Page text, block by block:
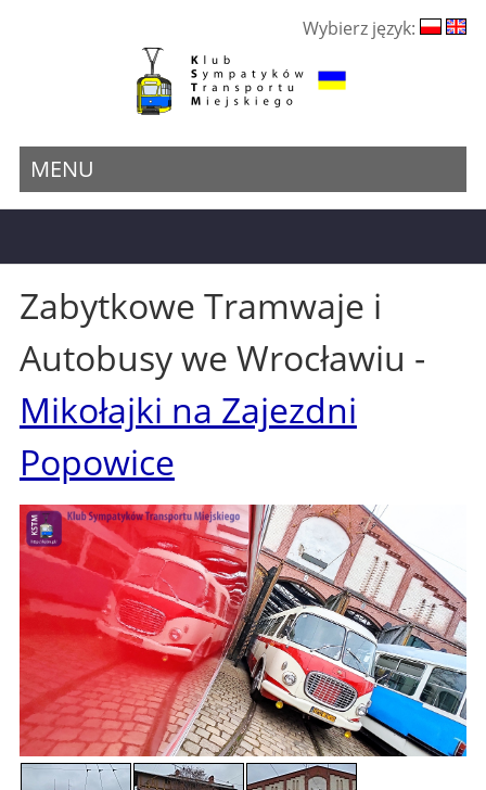
Wybierz język:
MENU
Zabytkowe Tramwaje i
Autobusy we Wrocławiu -
Mikołajki na Zajezdni
Popowice